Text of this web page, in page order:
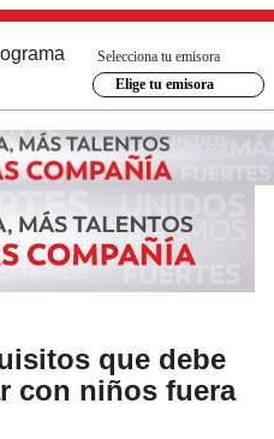
Selecciona tu emisora
Elige tu emisora
que debe
con niños fuera